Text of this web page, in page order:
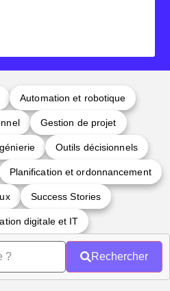
Automation et robotique
Gestion de projet
Outils décisionnels
Planification et ordonnancement
Success Stories
digitale et IT
Rechercher